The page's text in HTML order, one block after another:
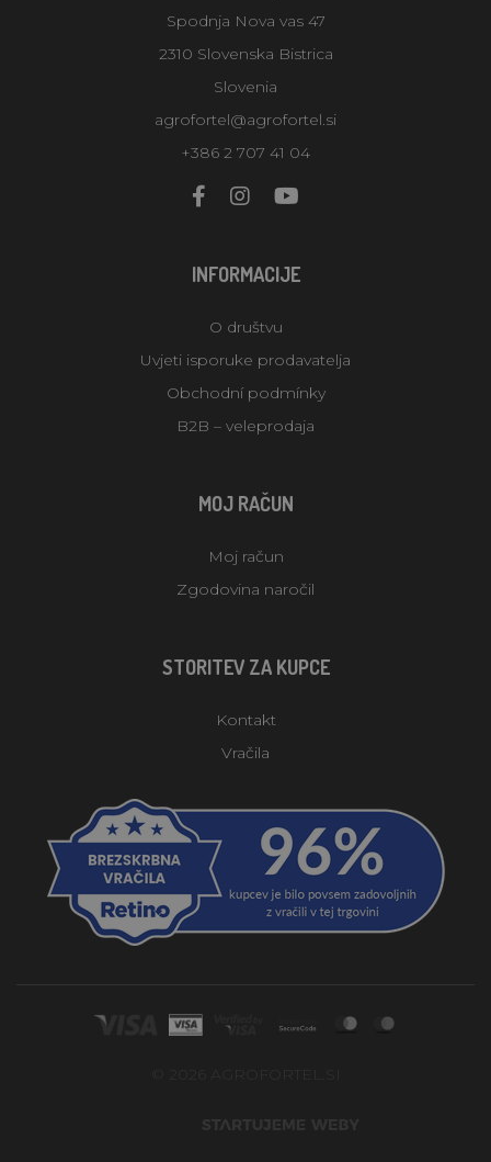
Spodnja Nova vas 47
2310 Slovenska Bistrica
Slovenia
agrofortel@agrofortel.si
+386 2 707 41 04
INFORMACIJE
O društvu
Uvjeti isporuke prodavatelja
Obchodní podmínky
B2B – veleprodaja
MOJ RAČUN
Moj račun
Zgodovina naročil
STORITEV ZA KUPCE
Kontakt
Vračila